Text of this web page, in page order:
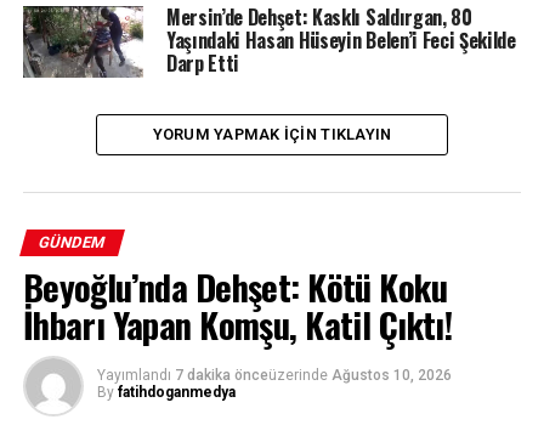
Mersin’de Dehşet: Kasklı Saldırgan, 80
Yaşındaki Hasan Hüseyin Belen’i Feci Şekilde
Darp Etti
YORUM YAPMAK IÇIN TIKLAYIN
GÜNDEM
Beyoğlu’nda Dehşet: Kötü Koku
İhbarı Yapan Komşu, Katil Çıktı!
Yayımlandı 7 dakika önceüzerinde Ağustos 10, 2026
By fatihdoganmedya